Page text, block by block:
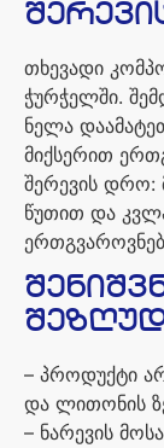
თხევადი
ჭურჭელში.
ნელა
მიქსერით
შერევის დრო:
წუთით და
– პროდუქტი
და ლითონის
– ნარევის